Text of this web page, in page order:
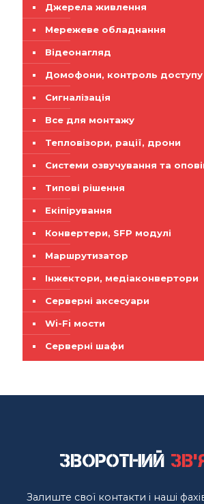
Джерела живлення
Мережеве обладнання
Відеонагляд
Домофони, контроль доступу
Сигналізація
Все для монтажу
Тепловізори, рації, дрони
Системи озвучування та
Типові рішення
Екіпірування
Конвертери, SFP модулі
Маршрутизатор
Інжектори, медіаконвертори
Серверні аксесуари
Wi-Fi мости
Серверні шафи
Зворотний
Залиште свої контакти і наші